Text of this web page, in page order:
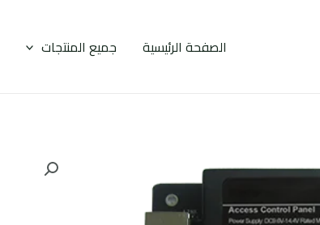
الصفحة الرئيسية جميع المنتجات